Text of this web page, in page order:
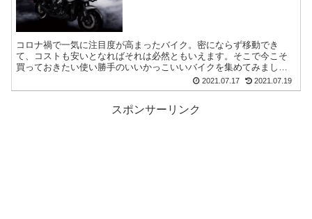
コロナ禍で一気に注目度が高まったバイク。密にならず移動でき
て、コストも安いとなればそれは必然ともいえます。そこで今こそ
買っておきたい使い勝手のいいかっこいいバイクを集めてみまし
2021.07.17 2021.07.19
スポンサーリンク